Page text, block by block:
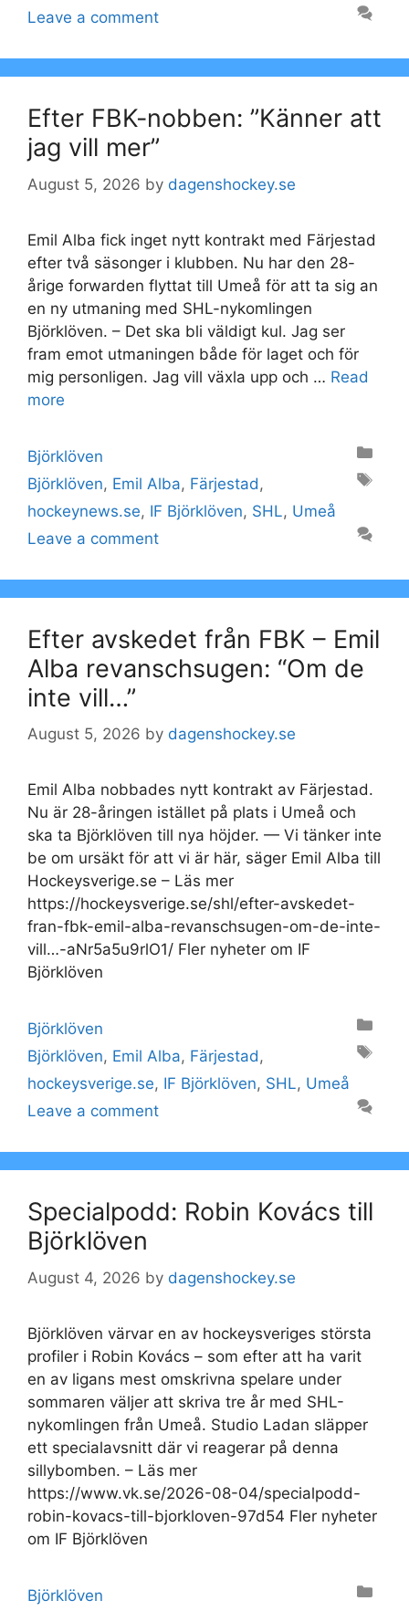
Leave a comment
Efter FBK-nobben: ”Känner att
jag vill mer”
August 5, 2026 by dagenshockey.se
Emil Alba fick inget nytt kontrakt med Färjestad
efter två säsonger i klubben. Nu har den 28-
årige forwarden flyttat till Umeå för att ta sig an
en ny utmaning med SHL-nykomlingen
Björklöven. – Det ska bli väldigt kul. Jag ser
fram emot utmaningen både för laget och för
mig personligen. Jag vill växla upp och … Read
more
Categories
Björklöven
Tags
Björklöven, Emil Alba, Färjestad ,
hockeynews.se, IF Björklöven, SHL, Umeå
Leave a comment
Efter avskedet från FBK – Emil
Alba revanschsugen: “Om de
inte vill…”
August 5, 2026 by dagenshockey.se
Emil Alba nobbades nytt kontrakt av Färjestad.
Nu är 28-åringen istället på plats i Umeå och
ska ta Björklöven till nya höjder. — Vi tänker inte
be om ursäkt för att vi är här, säger Emil Alba till
Hockeysverige.se – Läs mer
https://hockeysverige.se/shl/efter-avskedet-
fran-fbk-emil-alba-revanschsugen-om-de-inte-
vill…-aNr5a5u9rlO1/ Fler nyheter om IF
Björklöven
Categories
Björklöven
Tags
Björklöven, Emil Alba, Färjestad,
hockeysverige.se, IF Björklöven, SHL, Umeå
Leave a comment
Specialpodd: Robin Kovács till
Björklöven
August 4, 2026 by dagenshockey.se
Björklöven värvar en av hockeysveriges största
profiler i Robin Kovács – som efter att ha varit
en av ligans mest omskrivna spelare under
sommaren väljer att skriva tre år med SHL-
nykomlingen från Umeå. Studio Ladan släpper
ett specialavsnitt där vi reagerar på denna
sillybomben. – Läs mer
https://www.vk.se/2026-08-04/specialpodd-
robin-kovacs-till-bjorkloven-97d54 Fler nyheter
om IF Björklöven
Categories
Björklöven